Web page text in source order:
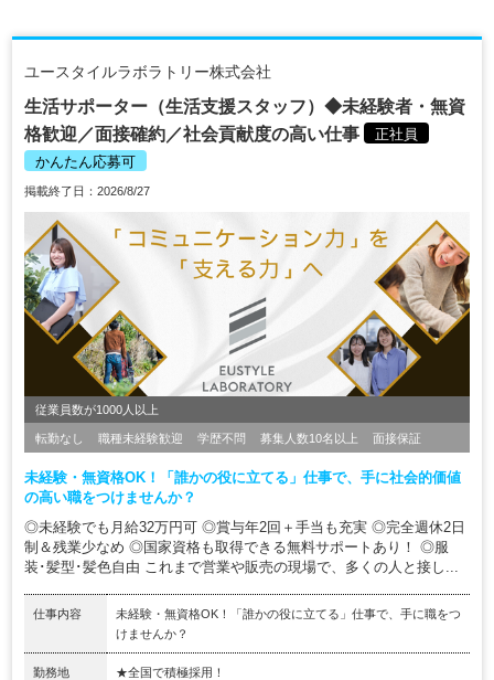
ユースタイルラボラトリー株式会社
生活サポーター（生活支援スタッフ）◆未経験者・無資
格歓迎／面接確約／社会貢献度の高い仕事
正社員
かんたん応募可
掲載終了日：2026/8/27
従業員数が1000人以上
転勤なし 職種未経験歓迎 学歴不問 募集人数10名以上 面接保証
未経験・無資格OK！「誰かの役に立てる」仕事で、手に社会的価値
の高い職をつけませんか？
◎未経験でも月給32万円可 ◎賞与年2回＋手当も充実 ◎完全週休2日
制＆残業少なめ ◎国家資格も取得できる無料サポートあり！ ◎服
装･髪型･髪色自由 これまで営業や販売の現場で、多くの人と接し...
仕事内容
未経験・無資格OK！「誰かの役に立てる」仕事で、手に職をつ
けませんか？
勤務地 ★全国で積極採用！